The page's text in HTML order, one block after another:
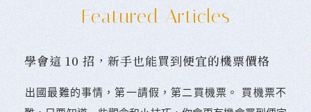
Featured Articles
學會這 10 招，新手也能買到便宜的機票價格
󠀠出國最難的事情，第一請假，第二買機票。 󠀠買機票不